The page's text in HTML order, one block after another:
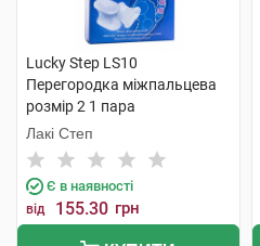
Lucky Step LS10
Перегородка міжпальцева
розмір 2 1 пара
Лакі Степ
Є в наявності
від 155.30 грн